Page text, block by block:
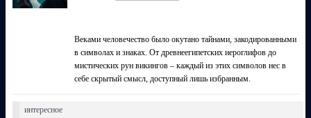
Веками человечество было окутано тайнами, закодированными
в символах и знаках. От древнеегипетских иероглифов до
мистических рун викингов – каждый из этих символов нес в
себе скрытый смысл, доступный лишь избранным.
интересное